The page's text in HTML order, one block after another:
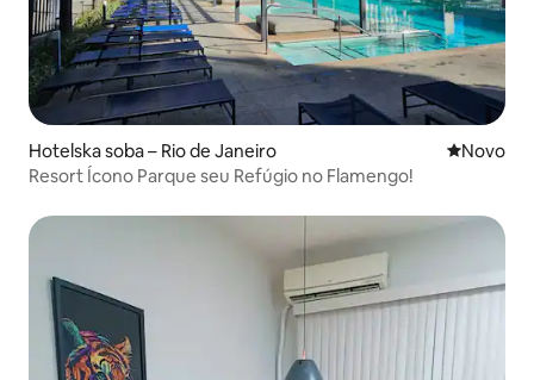
Hotelska soba – Rio de Janeiro Novi
Novo
Resort Ícono Parque seu Refúgio no Flamengo!